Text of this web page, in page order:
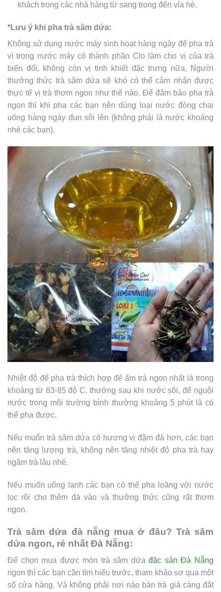
khách trong các nhà hàng từ sang trọng đến vỉa hè.
*Lưu ý khi pha trà sâm dứa:
Không sử dụng nước máy sinh hoạt hàng ngày để pha trà
vì trong nước máy có thành phần Clo làm cho vị của trà
biến đổi, không còn vị tinh khiết đặc trưng nữa, Người
thưởng thức trà sâm dứa sẽ khó có thể cảm nhận được
thực tế vị trà thơm ngon như thế nào. Để đảm bảo pha trà
ngon thì khi pha các bạn nên dùng loại nước đóng chai
uống hàng ngày đun sôi lên (không phải là nước khoáng
nhé các bạn).
Nhiệt độ để pha trà thích hợp để ấm trà ngon nhất là trong
khoảng từ 83-85 độ C, thướng sau khi nước sôi, để nguội
nước trong môi trường bình thường khoảng 5 phút là có
thể pha được.
Nếu muốn trà sâm dứa có hương vị đậm đà hơn, các bạn
nên tăng lượng trà, không nên tăng nhiệt độ pha trà hay
ngâm trà lâu nhé.
Nếu muốn uống lạnh các bạn có thể pha loãng với nước
lọc rồi cho thêm đá vào và thưởng thức cũng rất thơm
ngon.
Trà sâm dứa đà nẵng mua ở đâu? Trà sâm
dứa ngon, rẻ nhất Đà Nẵng:
Để chọn mua được món trà sâm dứađặc sản Đà Nẵng
ngon thì các bạn cần tìm hiểu trước, tham khảo sơ qua một
số cửa hàng. Và không phải nơi nào bán trà giá càng đắt